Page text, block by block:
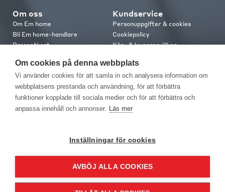
Om cookies på denna webbplats
Vi använder cookies för att samla in och analysera information om
webbplatsens prestanda och användning, för att förbättra
funktioner kopplade till sociala medier och för att förbättra och
anpassa innehåll och annonser. Läs mer
Inställningar för cookies
AVBÖJ ALLA COOKIES
Om oss
Om Em home
Bli Em home-handlare
Presentkort
Em home Club
Medlemsvillkor
Kundservice
Personuppgifter & cookies
Cookiepolicy
Köp- & leveransvillkor
Retur & reklamation
Kontakt
Kontakta oss